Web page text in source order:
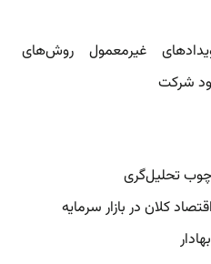
غیر‌معمول روش‌های
شرکت
تحلیل‌گری
کلان در بازار سرمایه